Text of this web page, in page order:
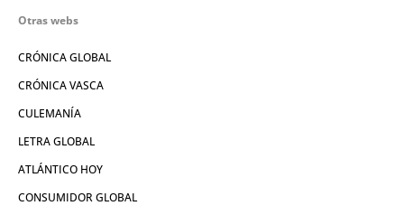
Otras webs
CRÓNICA GLOBAL
CRÓNICA VASCA
CULEMANÍA
LETRA GLOBAL
ATLÁNTICO HOY
CONSUMIDOR GLOBAL